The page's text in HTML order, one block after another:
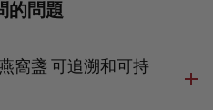
的問題
窩盞 可追溯和可持